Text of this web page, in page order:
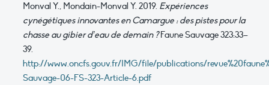
Monval Y., Mondain-Monval Y. 2019. Expériences
cynégétiques innovantes en Camargue : des pistes pour la
chasse au gibier d’eau de demain ?Faune Sauvage 323:33–
39.
http://www.oncfs.gouv.fr/IMG/file/publications/
Sauvage-06-FS-323-Article-6.pdf